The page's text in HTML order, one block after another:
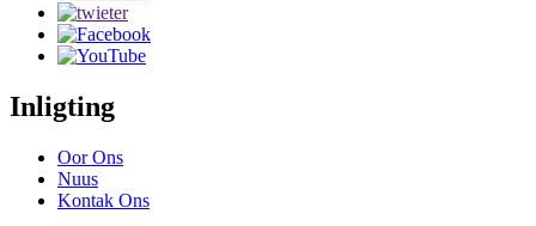
Inligting
Oor Ons
Nuus
Kontak Ons